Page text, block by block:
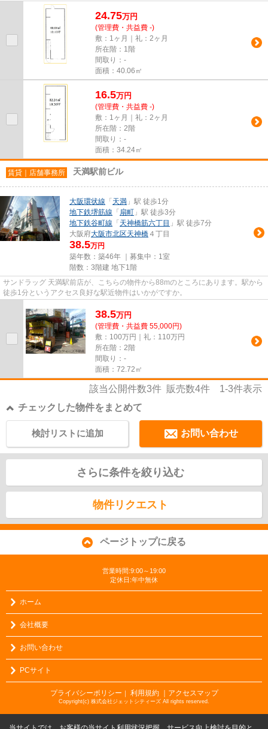
24.75万円
(管理費・共益費 -)
敷：1ヶ月｜礼：2ヶ月
所在階：1階
間取り：-
面積：40.06㎡
16.5万円
(管理費・共益費 -)
敷：1ヶ月｜礼：2ヶ月
所在階：2階
間取り：-
面積：34.24㎡
賃貸｜店舗事務所 天満駅前ビル
大阪環状線 「 天満 」駅 徒歩1分
地下鉄堺筋線 「 扇町 」駅 徒歩3分
地下鉄谷町線 「 天神橋筋六丁目 」駅 徒歩7分
大阪府大阪市北区天神橋 ４丁目
38.5万円
築年数：築46年 ｜募集中： 1室
階数：3階建 地下1階
サンドラッグ 天満駅前店が、こちらの物件から88mのところにあります。駅から
徒歩1分というアクセス良好な駅近物件はいかがですか。
38.5万円
(管理費・共益費 55,000円)
敷：100万円｜礼：110万円
所在階：2階
間取り：-
面積：72.72㎡
該当公開件数3件 販売数4件 1-3件表示
チェックした物件をまとめて
お問い合わせ
検討リストに追加
さらに条件を絞り込む
物件リクエスト
ページトップに戻る
営業時間:9:00～19:00
定休日:年中無休
ホーム
会社概要
お問い合わせ
PCサイト
プライバシーポリシー ｜ 利用規約 ｜アクセスマップ
Copyright(c) 株式会社ジェットシティーズ All rights reserved.